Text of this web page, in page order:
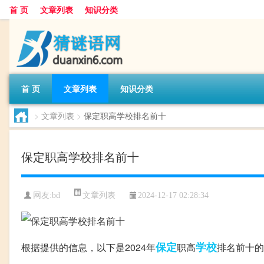
首 页 文章列表 知识分类
首 页 文章列表 知识分类
> 文章列表 > 保定职高学校排名前十
保定职高学校排名前十
网友:bd 文章列表 2024-12-17 02:28:34
根据提供的信息，以下是2024年保定职高学校排名前十